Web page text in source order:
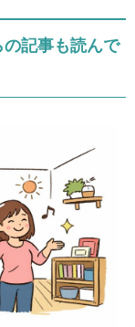
記事も読んで